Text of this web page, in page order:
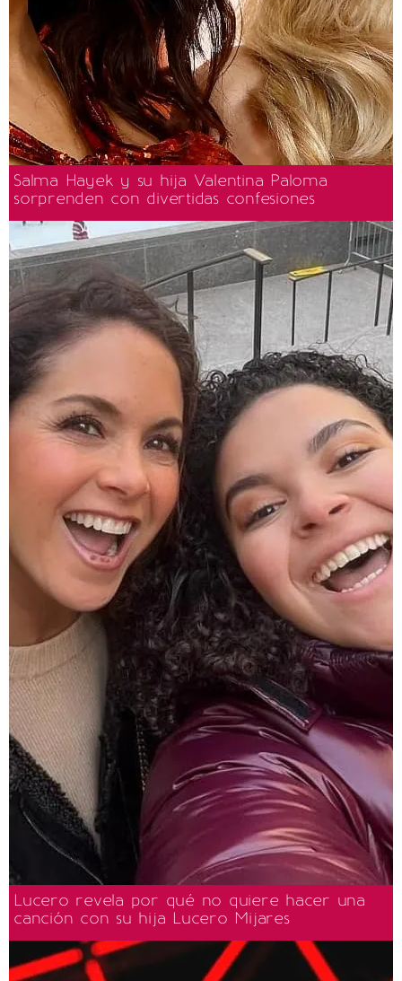
Salma Hayek y su hija Valentina Paloma
sorprenden con divertidas confesiones
Lucero revela por qué no quiere hacer una
canción con su hija Lucero Mijares